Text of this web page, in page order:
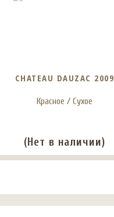
CHATEAU DAUZAC 2009
Красное / Сухое
(Нет в наличии)